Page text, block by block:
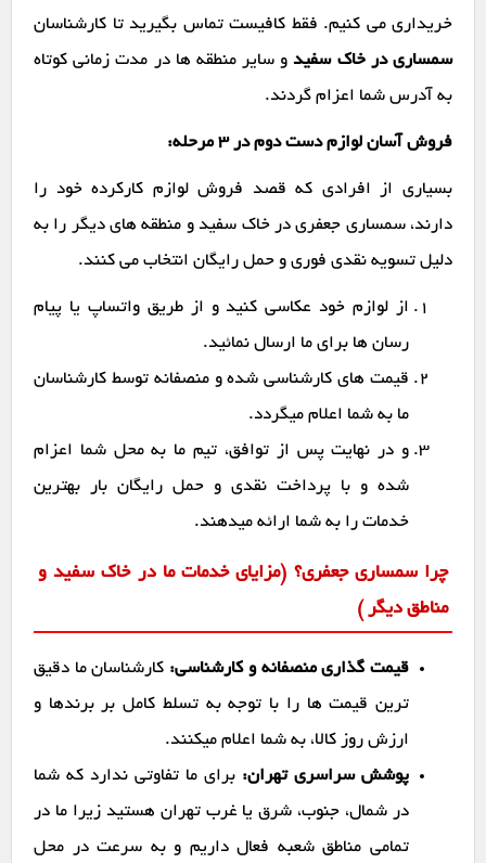
خریداری می کنیم. فقط کافیست تماس بگیرید تا کارشناسان
سمساری در خاک سفیدو سایر منطقه ها در مدت زمانی کوتاه
به آدرس شما اعزام گردند.
فروش آسان لوازم دست دوم در ۳ مرحله:
بسیاری از افرادی که قصد فروش لوازم کارکرده خود را
دارند، سمساری جعفری در خاک سفید و منطقه های دیگر را به
دلیل تسویه نقدی فوری و حمل رایگان انتخاب می کنند.
از لوازم خود عکاسی کنید و از طریق واتساپ یا پیام
رسان ها برای ما ارسال نمائید.
قیمت های کارشناسی شده و منصفانه توسط کارشناسان
ما به شما اعلام میگردد.
و در نهایت پس از توافق، تیم ما به محل شما اعزام
شده و با پرداخت نقدی و حمل رایگان بار بهترین
خدمات را به شما ارائه میدهند.
چرا سمساری جعفری؟ (مزایای خدمات ما در خاک سفید و
مناطق دیگر )
قیمت گذاری منصفانه و کارشناسی: کارشناسان ما دقیق
ترین قیمت ها را با توجه به تسلط کامل بر برندها و
ارزش روز کالا، به شما اعلام میکنند.
پوشش سراسری تهران: برای ما تفاوتی ندارد که شما
در شمال، جنوب، شرق یا غرب تهران هستید زیرا ما در
تمامی مناطق شعبه فعال داریم و به سرعت در محل